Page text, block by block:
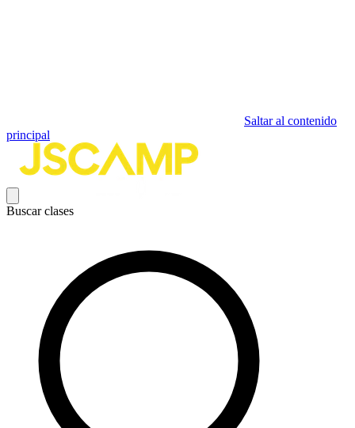
Saltar al contenido
principal
Buscar clases